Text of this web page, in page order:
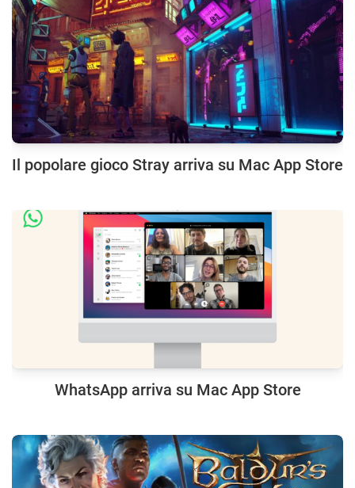
Il popolare gioco Stray arriva su Mac App Store
WhatsApp arriva su Mac App Store